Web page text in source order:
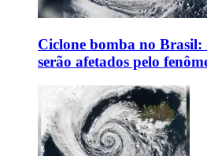
Ciclone bomba no Brasil:
serão afetados pelo